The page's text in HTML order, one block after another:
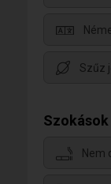
Szűz
Szokások
Nem